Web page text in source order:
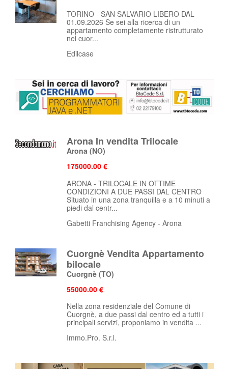
TORINO - SAN SALVARIO LIBERO DAL
01.09.2026 Se sei alla ricerca di un
appartamento completamente ristrutturato
nel cuor...
Edilcase
Arona In vendita Trilocale
Arona (NO)
175000.00 €
ARONA - TRILOCALE IN OTTIME
CONDIZIONI A DUE PASSI DAL CENTRO
Situato in una zona tranquilla e a 10 minuti a
piedi dal centr...
Gabetti Franchising Agency - Arona
Cuorgnè Vendita Appartamento
bilocale
Cuorgnè (TO)
55000.00 €
Nella zona residenziale del Comune di
Cuorgnè, a due passi dal centro ed a tutti i
principali servizi, proponiamo in vendita ...
Immo.Pro. S.r.l.